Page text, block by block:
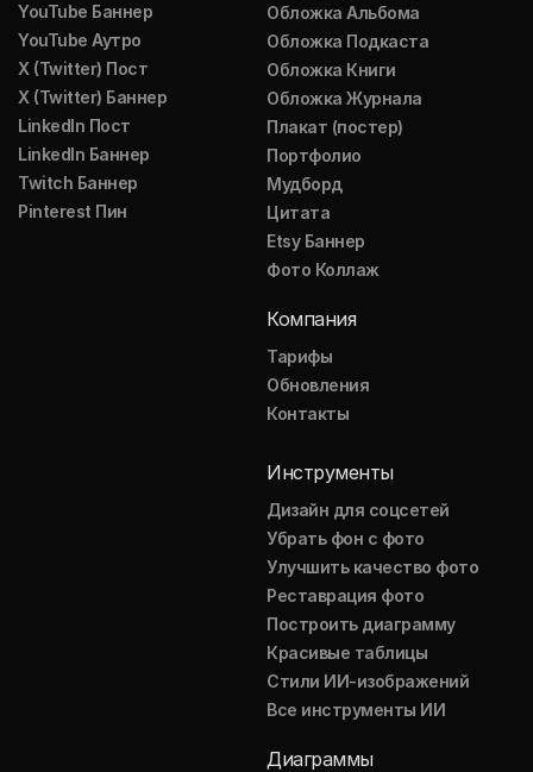
YouTube Баннер
YouTube Аутро
X (Twitter) Пост
X (Twitter) Баннер
LinkedIn Пост
LinkedIn Баннер
Twitch Баннер
Pinterest Пин
Обложка Альбома
Обложка Подкаста
Обложка Книги
Обложка Журнала
Плакат (постер)
Портфолио
Мудборд
Цитата
Etsy Баннер
Фото Коллаж
Компания
Тарифы
Обновления
Контакты
Инструменты
Дизайн для соцсетей
Убрать фон с фото
Улучшить качество фото
Реставрация фото
Построить диаграмму
Красивые таблицы
Стили ИИ-изображений
Все инструменты ИИ
Диаграммы